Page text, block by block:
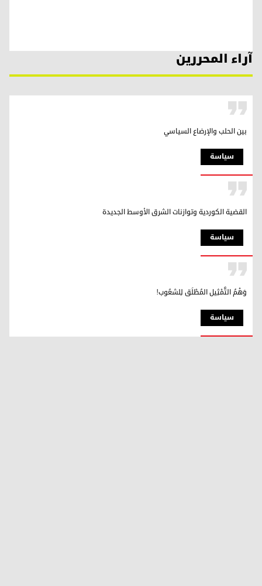
آراء المحررين
سیاسة
بين الحلب والإرضاع السياسي
سیاسة
القضية الكوردية وتوازنات الشرق الأوسط الجديدة
سیاسة
وَهْمُ التَّمْثِيل المُطْلَق لِلشعُوب!